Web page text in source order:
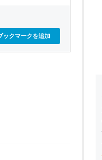
ックマークを追加